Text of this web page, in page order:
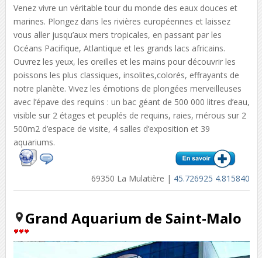
Venez vivre un véritable tour du monde des eaux douces et
marines. Plongez dans les rivières européennes et laissez
vous aller jusqu’aux mers tropicales, en passant par les
Océans Pacifique, Atlantique et les grands lacs africains.
Ouvrez les yeux, les oreilles et les mains pour découvrir les
poissons les plus classiques, insolites,colorés, effrayants de
notre planète. Vivez les émotions de plongées merveilleuses
avec l’épave des requins : un bac géant de 500 000 litres d’eau,
visible sur 2 étages et peuplés de requins, raies, mérous sur 2
500m2 d’espace de visite, 4 salles d’exposition et 39
aquariums.
69350 La Mulatière | 45.726925 4.815840
Grand Aquarium de Saint-Malo